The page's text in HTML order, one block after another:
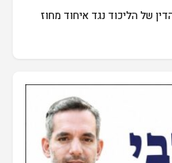
של הליכוד נגד איחוד מחוז